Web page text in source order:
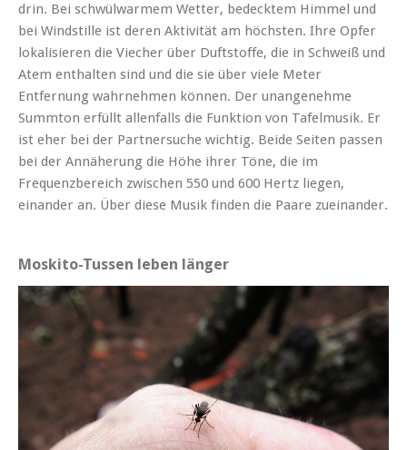
drin. Bei schwülwarmem Wetter, bedecktem Himmel und
bei Windstille ist deren Aktivität am höchsten. Ihre Opfer
lokalisieren die Viecher über Duftstoffe, die in Schweiß und
Atem enthalten sind und die sie über viele Meter
Entfernung wahrnehmen können. Der unangenehme
Summton erfüllt allenfalls die Funktion von Tafelmusik. Er
ist eher bei der Partnersuche wichtig. Beide Seiten passen
bei der Annäherung die Höhe ihrer Töne, die im
Frequenzbereich zwischen 550 und 600 Hertz liegen,
einander an. Über diese Musik finden die Paare zueinander.
Moskito-Tussen leben länger